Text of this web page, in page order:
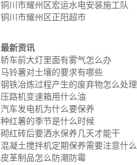
铜川市耀州区宏运水电安装施工队
铜川市耀州区正阳超市
最新资讯
轿车前大灯里面有雾气怎么办
马铃薯对土壤的要求有哪些
钢铁冶炼过程产生的废弃物怎么处理
压路机变速箱用什么油
汽车发电机为什么要保养
种红薯的季节是什么时候
砌红砖后要洒水保养几天才能干
混凝土搅拌机定期保养需要注意什么
皮革制品怎么防潮防霉